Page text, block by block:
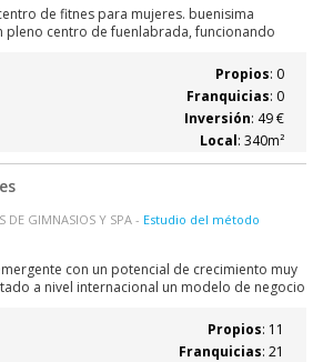
de fitnes para mujeres. buenisima
centro de fuenlabrada, funcionando
una comunidad curves. se traspasa por
equipo, buen...
Propios: 0
Franquicias: 0
Inversión: 49 €
Local: 340m²
DE GIMNASIOS Y SPA - Estudio del método
con un potencial de crecimiento muy
a nivel internacional un modelo de negocio
éxito. BODY EVOLUTION PILATES son
Propios: 11
Franquicias: 21